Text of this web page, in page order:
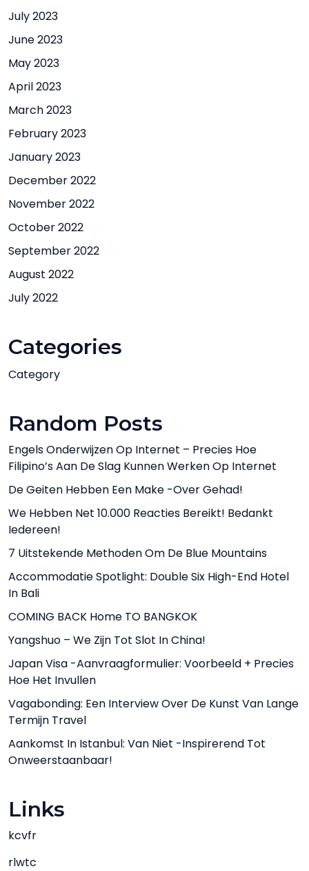
July 2023
June 2023
May 2023
April 2023
March 2023
February 2023
January 2023
December 2022
November 2022
October 2022
September 2022
August 2022
July 2022
Categories
Category
Random Posts
Engels Onderwijzen Op Internet – Precies Hoe
Filipino’s Aan De Slag Kunnen Werken Op Internet
De Geiten Hebben Een Make -over Gehad!
We Hebben Net 10.000 Reacties Bereikt! Bedankt
Iedereen!
7 Uitstekende Methoden Om De Blue Mountains
Accommodatie Spotlight: Double Six High-End Hotel
In Bali
COMING BACK Home TO BANGKOK
Yangshuo – We Zijn Tot Slot In China!
Japan Visa -aanvraagformulier: Voorbeeld + Precies
Hoe Het Invullen
Vagabonding: Een Interview Over De Kunst Van Lange
Termijn Travel
Aankomst In Istanbul: Van Niet -inspirerend Tot
Onweerstaanbaar!
Links
kcvfr
rlwtc